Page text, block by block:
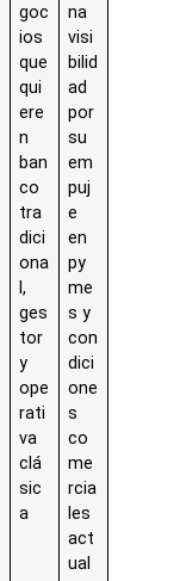
goc
ios
que
qui
ere
n
ban
co
tra
dici
ona
l,
ges
tor
y
ope
rati
va
clá
sic
a
na
visi
bilid
ad
por
su
em
puj
e
en
py
me
s y
con
dici
one
s
co
me
rcia
les
act
ual